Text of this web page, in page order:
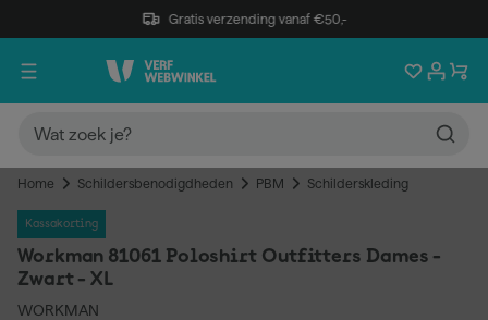
Gratis verzending vanaf €50,-
Home Schildersbenodigdheden PBM Schilderskleding
Kassakorting
Workman 81061 Poloshirt Outfitters Dames -
Zwart - XL
WORKMAN